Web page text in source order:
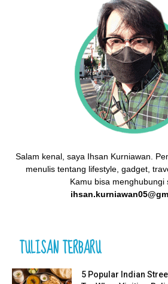
Salam kenal, saya Ihsan Kurniawan.
menulis tentang lifestyle, gadget,
Kamu bisa menghubungi
TULISAN TERBARU
5 Popular Indian